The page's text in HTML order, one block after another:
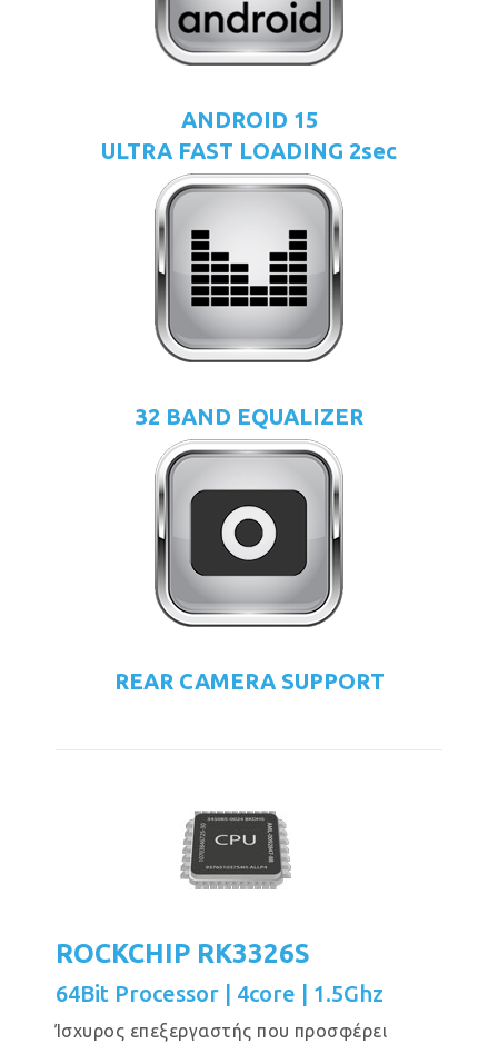
ANDROID 15
ULTRA FAST LOADING 2sec
32 BAND EQUALIZER
REAR CAMERA SUPPORT
ROCKCHIP RK3326S
64Bit Processor | 4core | 1.5Ghz
Ίσχυρος επεξεργαστής που προσφέρει